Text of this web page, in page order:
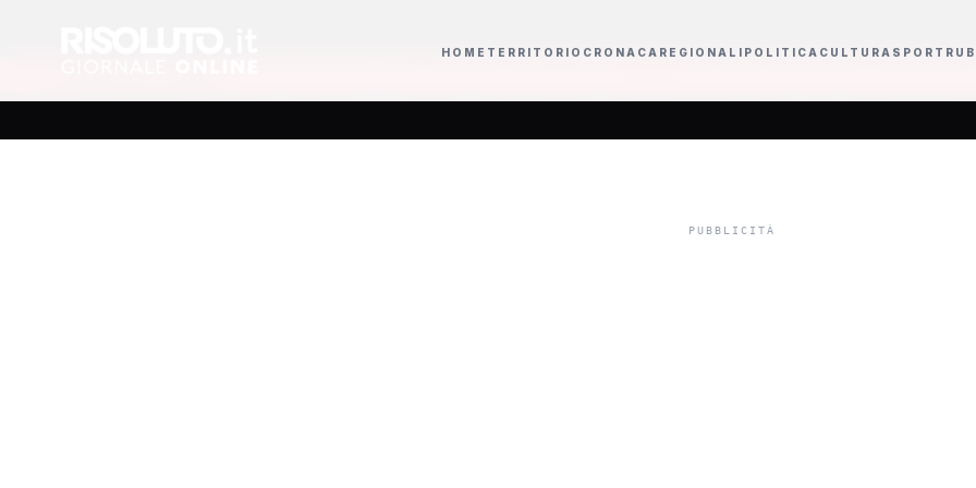
HOME TERRITORIO CRONACA REGIONALI POLITICA CULTURA SPORT